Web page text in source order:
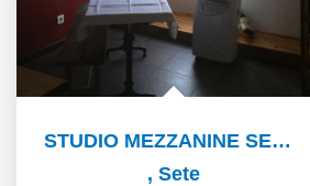
STUDIO MEZZANINE SETE - 1 pièce(s) - 19 m2
, Sete